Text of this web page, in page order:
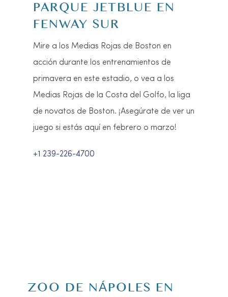
GERMAÍN ARENA
Este estadio alberga al equipo de hockey
ECHL Florida Everblades, juegos de
baloncesto universitario, eventos de
patinaje artístico, convenciones e incluso
partidos de lucha libre.
ZOO DE NÁPOLES EN